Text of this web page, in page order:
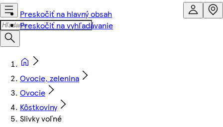
Preskočiť na hlavný obsah
Preskočiť na vyhľadávanie
Ovocie, zelenina
Ovocie
Kôstkoviny
Slivky voľné